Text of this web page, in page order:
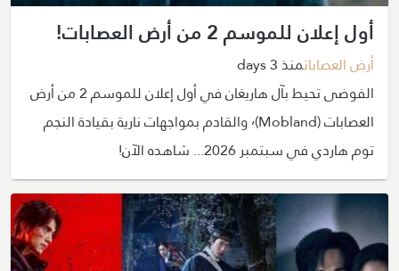
أول إعلان للموسم 2 من أرض العصابات!
أرض العصاباتمنذ 3 days
الفوضى تحيط بآل هاريغان في أول إعلان للموسم 2 من أرض
العصابات (Mobland)٬ والقادم بمواجهات نارية بقيادة النجم
توم هاردي في سبتمبر 2026... شاهده الآن!